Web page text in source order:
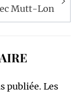
Mutt-Lon
publiée. Les